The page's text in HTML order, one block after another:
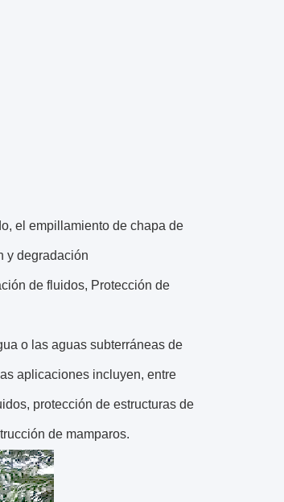
el empillamiento de chapa de
y degradación
de fluidos, Protección de
o las aguas subterráneas de
aplicaciones incluyen, entre
protección de estructuras de
de mamparos.